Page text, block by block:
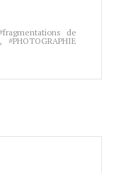
fragmentations de
, PHOTOGRAPHIE